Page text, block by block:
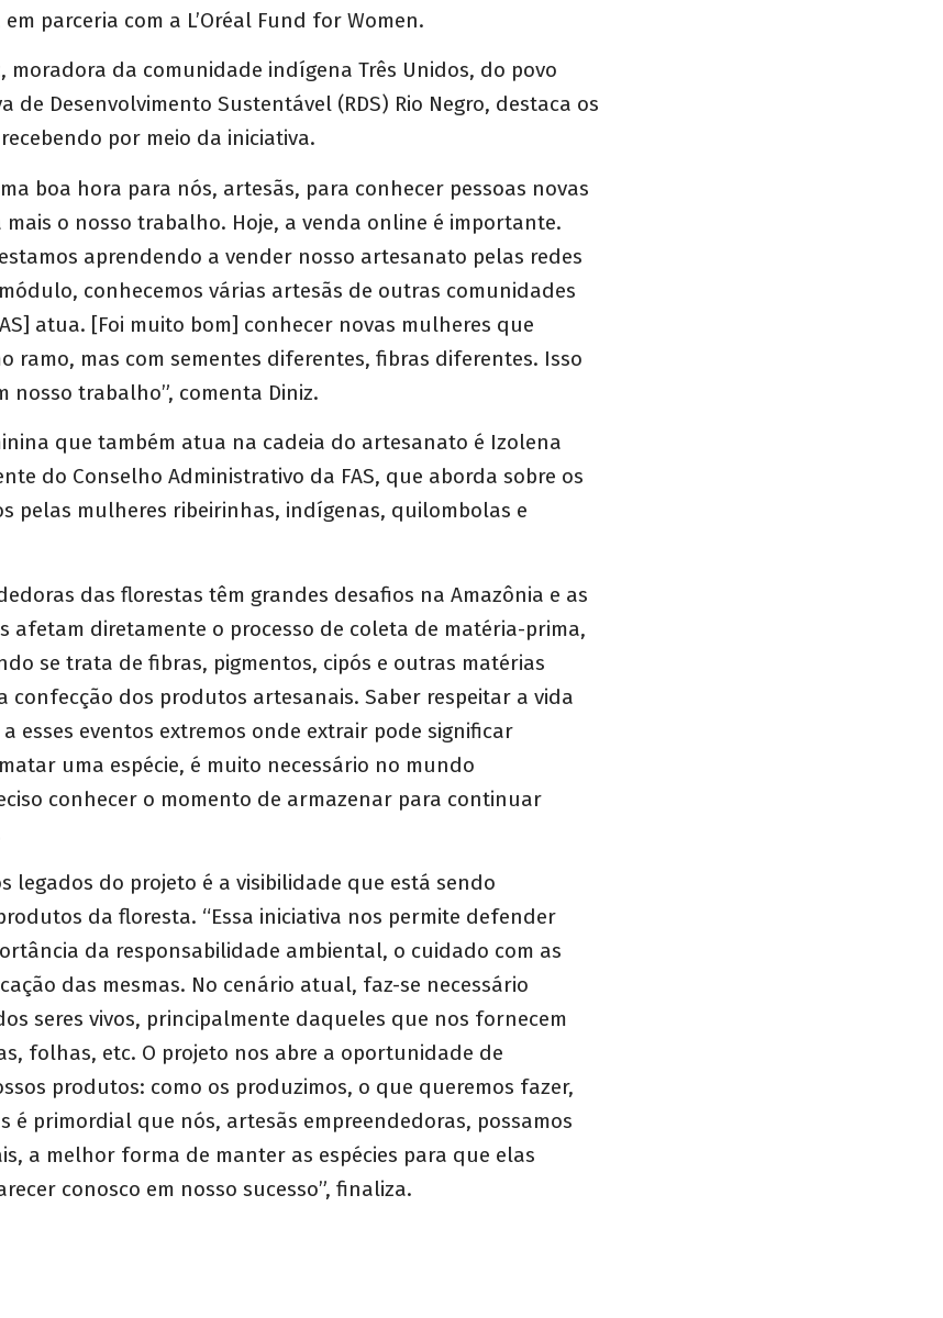
parceria com a L’Oréal Fund for Women.
moradora da comunidade indígena Três Unidos, do povo
de Desenvolvimento Sustentável (RDS) Rio Negro, destaca os
por meio da iniciativa.
boa hora para nós, artesãs, para conhecer pessoas novas
o nosso trabalho. Hoje, a venda online é importante.
aprendendo a vender nosso artesanato pelas redes
conhecemos várias artesãs de outras comunidades
atua. [Foi muito bom] conhecer novas mulheres que
ramo, mas com sementes diferentes, fibras diferentes. Isso
nosso trabalho”, comenta Diniz.
que também atua na cadeia do artesanato é Izolena
do Conselho Administrativo da FAS, que aborda sobre os
pelas mulheres ribeirinhas, indígenas, quilombolas e
das florestas têm grandes desafios na Amazônia e as
afetam diretamente o processo de coleta de matéria-prima,
se trata de fibras, pigmentos, cipós e outras matérias
confecção dos produtos artesanais. Saber respeitar a vida
esses eventos extremos onde extrair pode significar
uma espécie, é muito necessário no mundo
conhecer o momento de armazenar para continuar
legados do projeto é a visibilidade que está sendo
da floresta. “Essa iniciativa nos permite defender
da responsabilidade ambiental, o cuidado com as
das mesmas. No cenário atual, faz-se necessário
seres vivos, principalmente daqueles que nos fornecem
folhas, etc. O projeto nos abre a oportunidade de
produtos: como os produzimos, o que queremos fazer,
é primordial que nós, artesãs empreendedoras, possamos
a melhor forma de manter as espécies para que elas
conosco em nosso sucesso”, finaliza.